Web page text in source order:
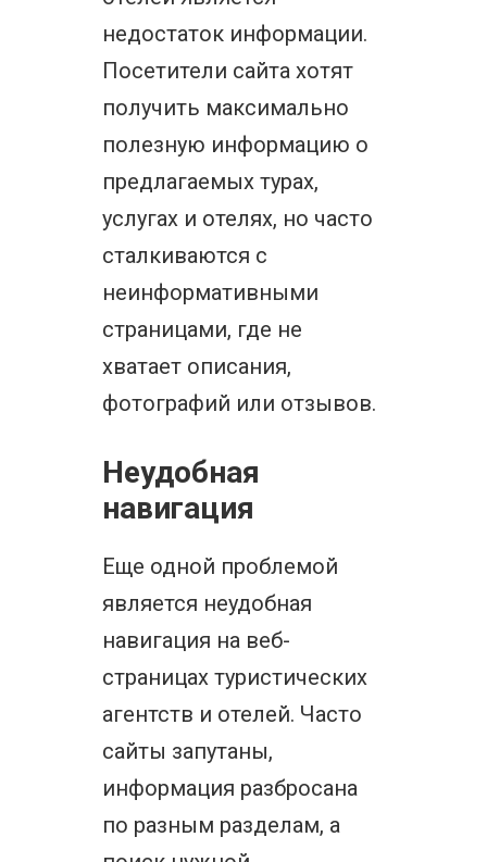
недостаток информации.
Посетители сайта хотят
получить максимально
полезную информацию о
предлагаемых турах,
услугах и отелях, но часто
сталкиваются с
неинформативными
страницами, где не
хватает описания,
фотографий или отзывов.
Неудобная
навигация
Еще одной проблемой
является неудобная
навигация на веб-
страницах туристических
агентств и отелей. Часто
сайты запутаны,
информация разбросана
по разным разделам, а